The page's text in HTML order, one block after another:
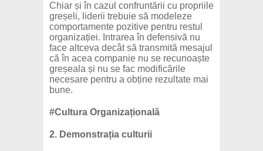
Chiar și în cazul confruntării cu propriile
greșeli, liderii trebuie să modeleze
comportamente pozitive pentru restul
organizației. Intrarea în defensivă nu
face altceva decât să transmită mesajul
că în acea companie nu se recunoaște
greșeala și nu se fac modificările
necesare pentru a obține rezultate mai
bune.
#Cultura Organizațională
2. Demonstrația culturii